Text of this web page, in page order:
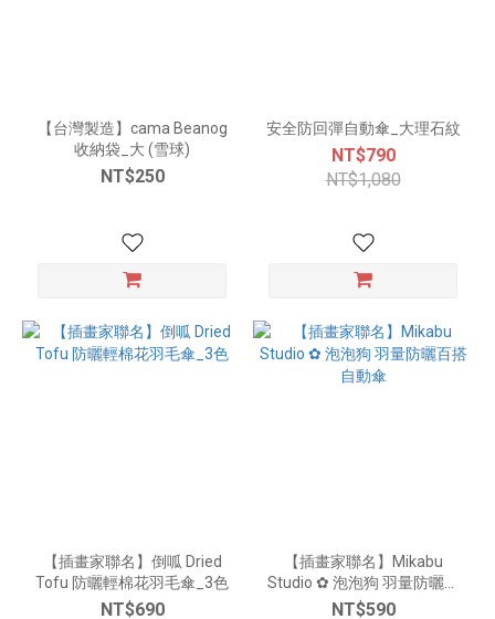
【台灣製造】cama Beanog
收納袋_大 (雪球)
NT$250
安全防回彈自動傘_大理石紋
NT$790
NT$1,080
【插畫家聯名】倒呱 Dried
Tofu 防曬輕棉花羽毛傘_3色
NT$690
【插畫家聯名】Mikabu
Studio ✿ 泡泡狗 羽量防曬百
搭自動傘
NT$590